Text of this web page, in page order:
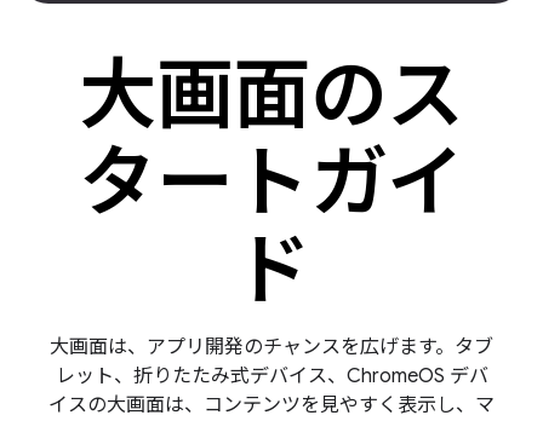
大画面のス
タートガイ
ド
大画面は、アプリ開発のチャンスを広げます。タブ
レット、折りたたみ式デバイス、ChromeOS デバ
イスの大画面は、コンテンツを見やすく表示し、マ